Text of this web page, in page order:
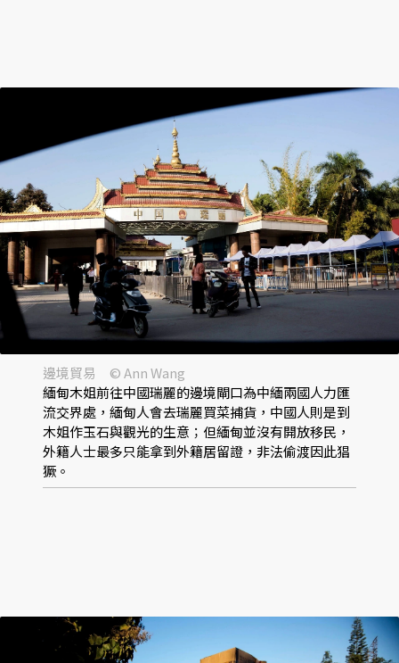
邊境貿易 © Ann Wang
緬甸木姐前往中國瑞麗的邊境閘口為中緬兩國人力匯
流交界處，緬甸人會去瑞麗買菜捕貨，中國人則是到
木姐作玉石與觀光的生意；但緬甸並沒有開放移民，
外籍人士最多只能拿到外籍居留證，非法偷渡因此猖
獗。